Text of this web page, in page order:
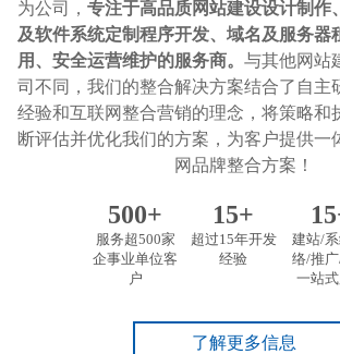
为公司， 专注于高品质网站建设设计制作
及软件系统定制程序开发、域名及服务器
用、安全运营维护的服务商。 与其他网站
司不同，我们的整合解决方案结合了自主
经验和互联网整合营销的理念，将策略和
断评估并优化我们的方案，为客户提供一
网品牌整合方案！
500+
服务超500家
企事业单位客
户
15+
超过15年开发
经验
15
建站/
络/推
一站
了解更多信息